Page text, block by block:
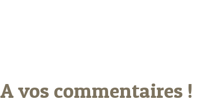
A vos commentaires !